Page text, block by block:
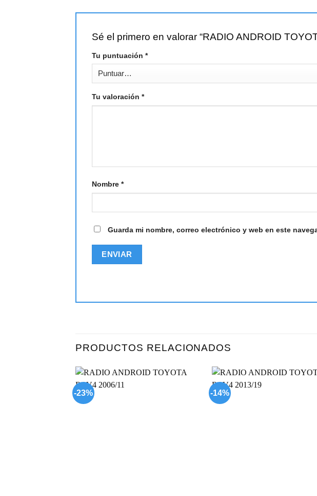
Sé el primero en valorar “RADIO ANDROID
Tu puntuación *
Tu valoración *
Nombre *
Guarda mi nombre, correo electrónico y web en este
PRODUCTOS RELACIONADOS
-23% -14%